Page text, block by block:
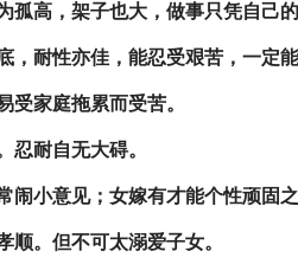
孤高，架子也大，做事只凭自己
耐性亦佳，能忍受艰苦，一定能
受家庭拖累而受苦。
忍耐自无大碍。
小意见；女嫁有才能个性顽固
顺。但不可太溺爱子女。